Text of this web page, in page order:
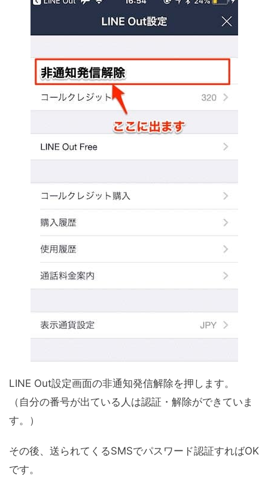
LINE Out設定画面の非通知発信解除を押します。
（自分の番号が出ている人は認証・解除ができていま
す。）
その後、送られてくるSMSでパスワード認証すればOK
です。